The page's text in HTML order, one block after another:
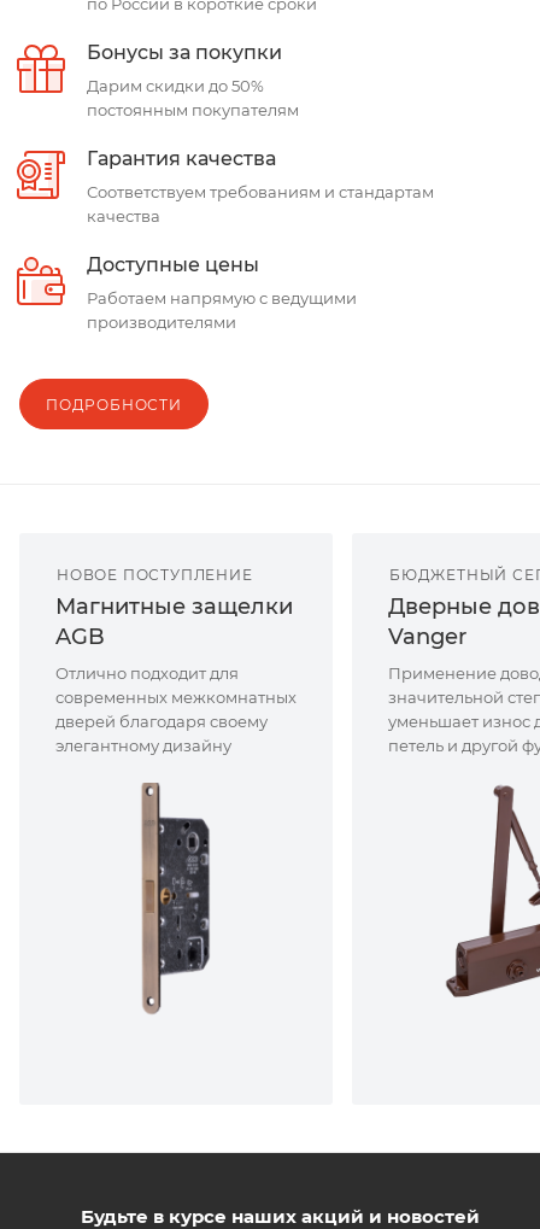
Бонусы за покупки
Дарим скидки до 50%
постоянным покупателям
Гарантия качества
Соответствуем требованиям и стандартам
качества
Доступные цены
Работаем напрямую с ведущими
производителями
ПОДРОБНОСТИ
НОВОЕ ПОСТУПЛЕНИЕ
Магнитные защелки
AGB
Отлично подходит для
современных межкомнатных
дверей благодаря своему
элегантному дизайну
БЮДЖЕТНЫЙ
Дверные
Vanger
Применение
значительной
уменьшает износ
петель и другой
Будьте в курсе наших акций и новостей